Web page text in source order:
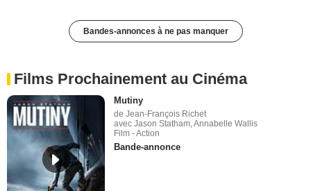
Bandes-annonces à ne pas manquer
Films Prochainement au Cinéma
Mutiny
de Jean-François Richet
avec Jason Statham, Annabelle Wallis
Film - Action
Bande-annonce